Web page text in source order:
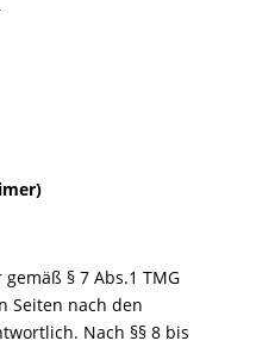
§ 7 Abs.1 TMG
Seiten nach den
Nach §§ 8 bis